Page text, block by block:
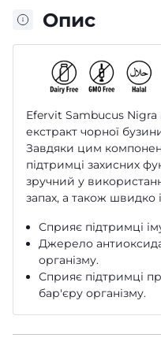
Опис
Efervit Sambucus Nigra
екстракт чорної
Завдяки цим
підтримці захисних
зручний у
запах, а також швидко
Сприяє підтримці
Джерело
організму.
Сприяє підтримці
бар'єру організму.